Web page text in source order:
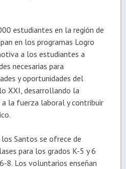
estudiantes en la región de
en los programas Logro
a los estudiantes a
necesarias para
y oportunidades del
XXI, desarrollando la
a la fuerza laboral y contribuir
Santos se ofrece de
para los grados K-5 y 6
8. Los voluntarios enseñan